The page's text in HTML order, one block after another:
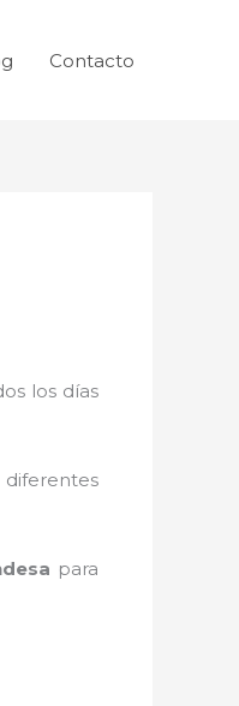
Contacto
los días
para